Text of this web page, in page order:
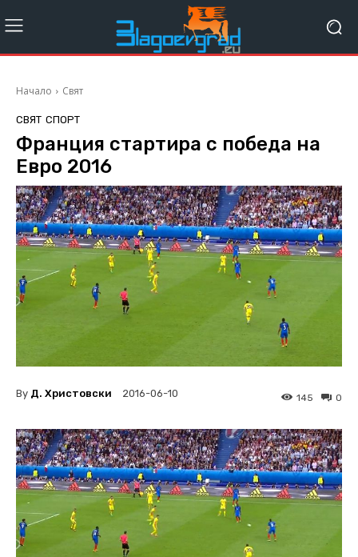
Начало Свят
СВЯТ СПОРТ
Франция стартира с победа на
Евро 2016
By Д. Христовски 2016-06-10 0
145